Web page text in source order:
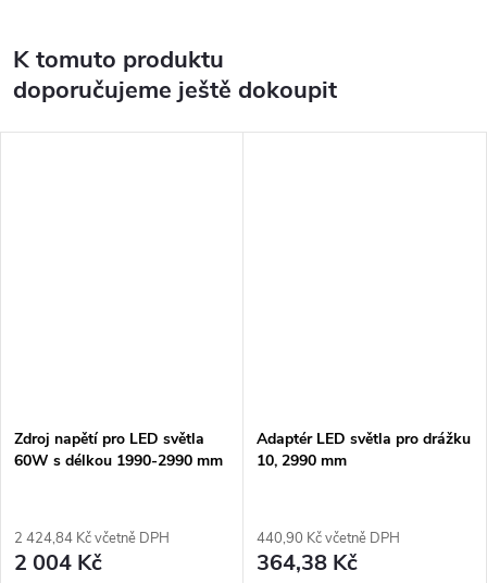
K tomuto produktu
doporučujeme ještě dokoupit
Zdroj napětí pro LED světla
60W s délkou 1990-2990 mm
2 424,84 Kč včetně DPH
2 004 Kč
Adaptér LED světla pro drážku
10, 2990 mm
440,90 Kč včetně DPH
364,38 Kč